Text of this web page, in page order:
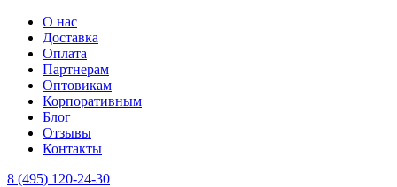
О нас
Доставка
Оплата
Партнерам
Оптовикам
Корпоративным
Блог
Отзывы
Контакты
8 (495) 120-24-30